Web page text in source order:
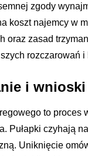
zgody
koszt najemcy w
oraz zasad
rozczarowań i
i
to
Pułapki czyhają
Uniknięcie